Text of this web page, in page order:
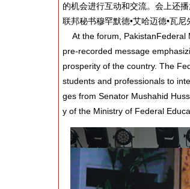
的机会进行互动和交流。会上还
联邦秘书穆罕默德•艾哈迈德•瓦尼
At the forum, PakistanFederal
pre-recorded message
prosperity of the country. The
students and professionals to
ges from Senator Mushahid
y of the Ministry of Federal